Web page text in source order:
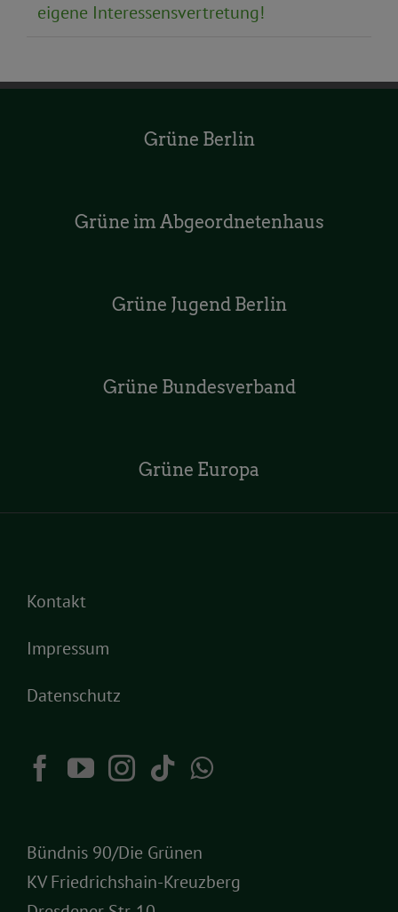
eigene Interessensvertretung!
Grüne Berlin
Grüne im Abgeordnetenhaus
Grüne Jugend Berlin
Grüne Bundesverband
Grüne Europa
Kontakt
Impressum
Datenschutz
Bündnis 90/Die Grünen
KV Friedrichshain-Kreuzberg